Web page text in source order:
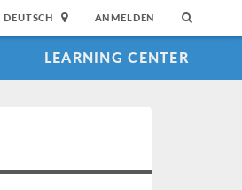
DEUTSCH ANMELDEN
LEARNING CENTER